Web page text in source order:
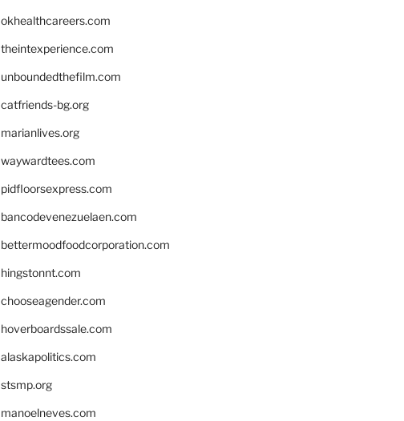
okhealthcareers.com
theintexperience.com
unboundedthefilm.com
catfriends-bg.org
marianlives.org
waywardtees.com
pidfloorsexpress.com
bancodevenezuelaen.com
bettermoodfoodcorporation.com
hingstonnt.com
chooseagender.com
hoverboardssale.com
alaskapolitics.com
stsmp.org
manoelneves.com